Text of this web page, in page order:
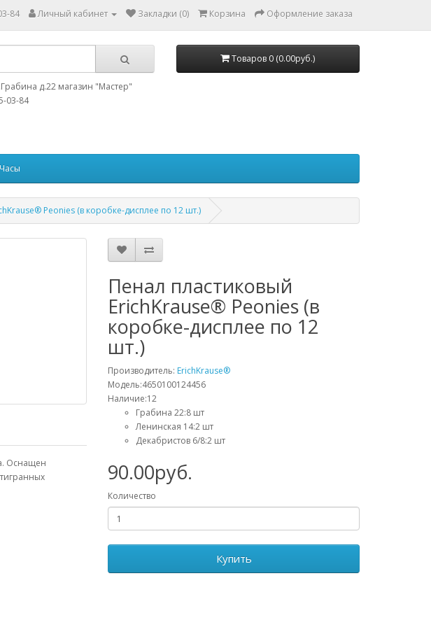
84 Личный кабинет Закладки (0) Корзина Оформление заказа
Товаров 0 (0.00руб.)
д.22 магазин "Мастер"
03-84
Часы
Peonies (в коробке-дисплее по 12 шт.)
Оснащен
Пенал пластиковый
ErichKrause® Peonies (в
коробке-дисплее по 12
шт.)
Производитель: ErichKrause®
Модель:4650100124456
Наличие:12
Грабина 22:8 шт
Ленинская 14:2 шт
Декабристов 6/8:2 шт
90.00руб.
Количество
Купить